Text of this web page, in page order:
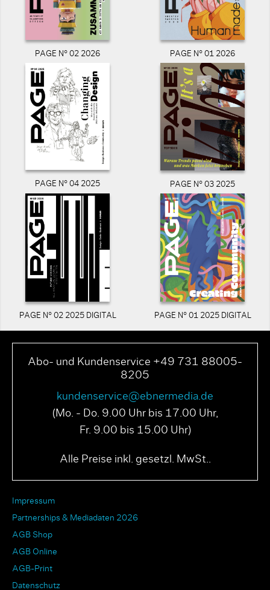
PAGE N° 02 2026 PAGE N° 01 2026
PAGE N° 04 2025 PAGE N° 03 2025
PAGE N° 02 2025 DIGITAL PAGE N° 01 2025 DIGITAL
Abo- und Kundenservice +49 731 88005-
8205
kundenservice@ebnermedia.de
(Mo. - Do. 9.00 Uhr bis 17.00 Uhr,
Fr. 9.00 bis 15.00 Uhr)
Alle Preise inkl. gesetzl. MwSt..
Impressum
Partnerships & Mediadaten 2026
AGB Shop
AGB Online
AGB-Print
Datenschutz